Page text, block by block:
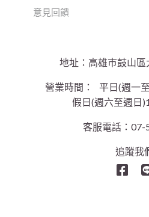
地址：高雄巿鼓山
營業時間：
平日(週一
假日(週六至週日
客服電話：07-
追蹤我
意見回饋